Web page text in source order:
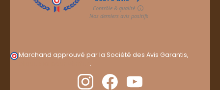
Marchand approuvé par la Société des Avis Garantis,
.